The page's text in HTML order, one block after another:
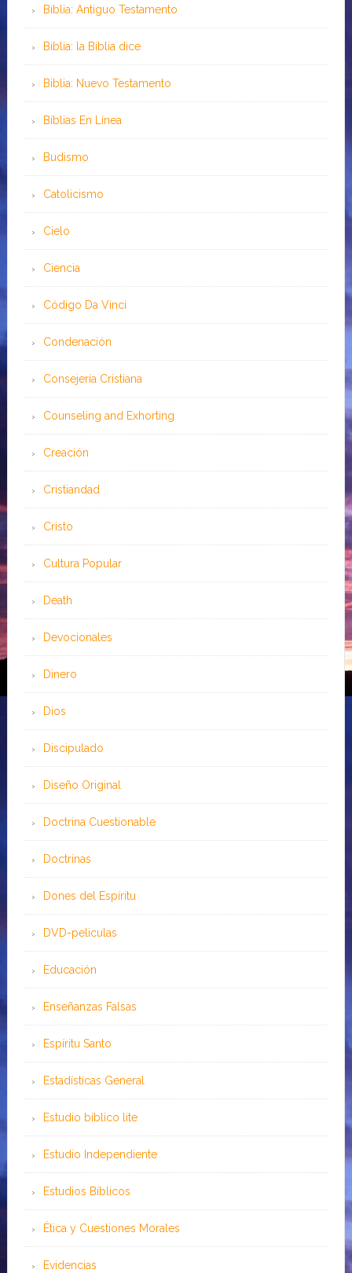
Biblia: Antiguo Testamento
Biblia: la Biblia dice
Biblia: Nuevo Testamento
Bíblias En Línea
Budismo
Catolicismo
Cielo
Ciencia
Código Da Vinci
Condenación
Consejería Cristiana
Counseling and Exhorting
Creación
Cristiandad
Cristo
Cultura Popular
Death
Devocionales
Dinero
Dios
Discipulado
Diseño Original
Doctrina Cuestionable
Doctrinas
Dones del Espíritu
DVD-peliculas
Educación
Enseñanzas Falsas
Espíritu Santo
Estadísticas General
Estudio bíblico lite
Estudio Independiente
Estudios Bíblicos
Ética y Cuestiones Morales
Evidencias